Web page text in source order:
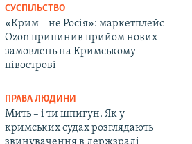
СУСПІЛЬСТВО
«Крим – не Росія»: маркетплейс
Ozon припинив прийом нових
замовлень на Кримському
півострові
ПРАВА ЛЮДИНИ
Мить – і ти шпигун. Як у
кримських судах розглядають